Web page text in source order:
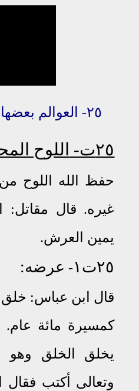
٢٥- ا لعوالم بعضها
٢٥ت- اللوح
حفظ الله اللوح
غيره. قال مقاتل:
يمين العرش.
٢٥ت١ - عرضه:
قال ابن عباس: خلق
كمسيرة مائة عام.
يخلق الخلق وهو
وتعالى أكتب فقال